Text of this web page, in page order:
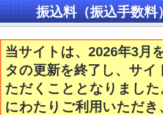
振込料（振込手数料
当サイトは、2026年3月
タの更新を終了し、サイ
ただくこととなりました
にわたりご利用いただき